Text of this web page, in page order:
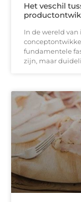
Het veschil
In de wereld
fundamentele
zijn, maar